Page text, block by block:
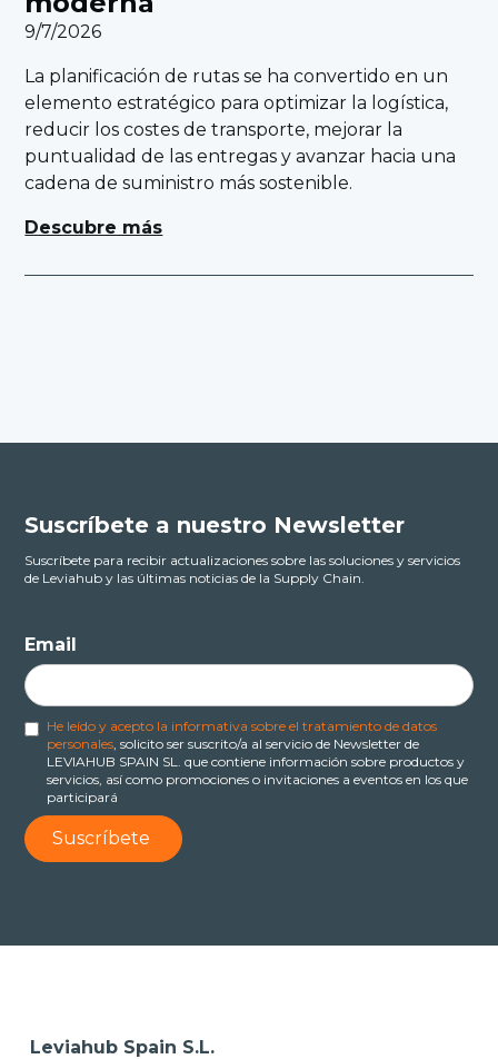
9/7/2026
La planificación de rutas se ha convertido en un
elemento estratégico para optimizar la logística,
reducir los costes de transporte, mejorar la
puntualidad de las entregas y avanzar hacia una
cadena de suministro más sostenible.
Descubre más
Suscríbete a nuestro Newsletter
Suscríbete para recibir actualizaciones sobre las soluciones y servicios
de Leviahub y las últimas noticias de la Supply Chain.
Email
He leído y acepto la informativa sobre el tratamiento de datos
personales , solicito ser suscrito/a al servicio de Newsletter de
LEVIAHUB SPAIN SL. que contiene información sobre productos y
servicios, así como promociones o invitaciones a eventos en los que
participará
Leviahub Spain S.L.